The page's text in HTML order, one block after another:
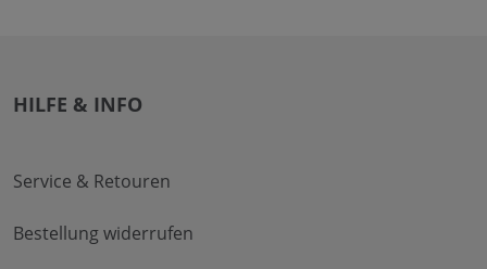
HILFE & INFO
Service & Retouren
Bestellung widerrufen